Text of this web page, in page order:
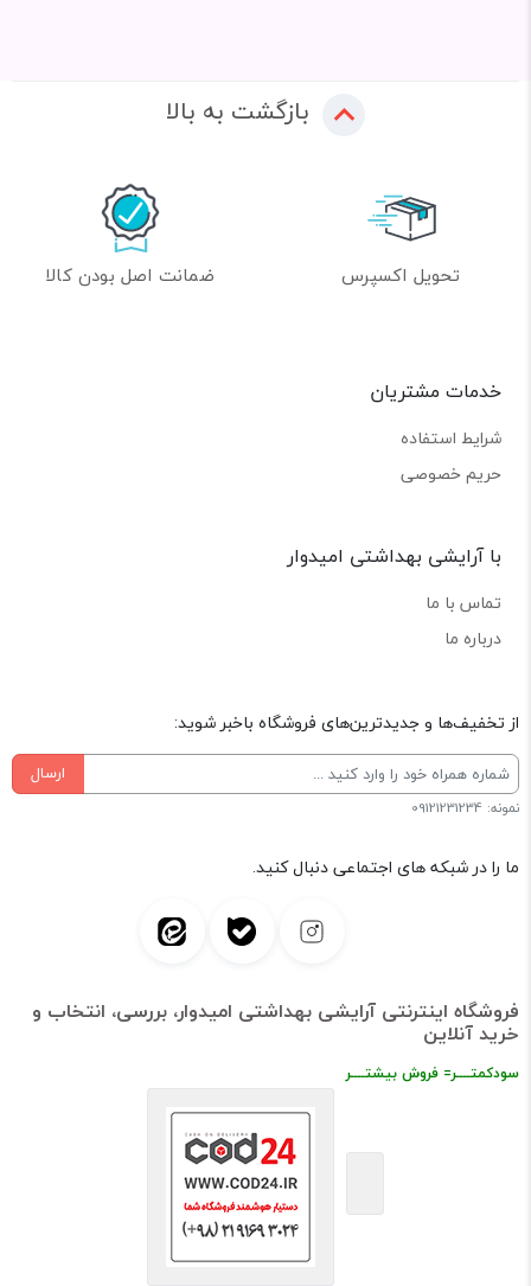
بازگشت به بالا
تحویل اکسپرس ضمانت اصل بودن کالا
خدمات مشتریان
شرایط استفاده
حریم خصوصی
با آرایشی بهداشتی امیدوار
تماس با ما
درباره ما
از تخفیف‌ها و جدیدترین‌های فروشگاه باخبر شوید:
ارسال
نمونه: 09121231234
ما را در شبکه های اجتماعی دنبال کنید.
فروشگاه اینترنتی آرایشی بهداشتی امیدوار، بررسی، انتخاب و
خرید آنلاین
سودکمتــــر= فروش بیشتــــر